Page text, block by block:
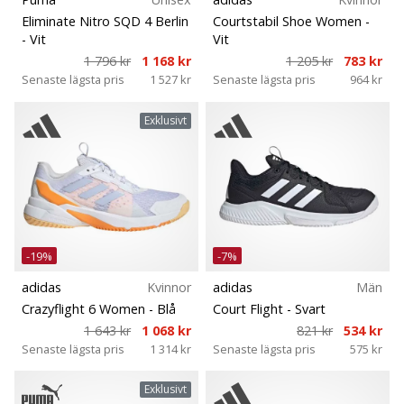
25. 11. 2024
1 min. läsning
Become
a
Brand
Ambassador
of
our
handball
brand
Are
you
handball
like
Eliminate Nitro SQD 4 Berlin
- Vit
1 796 kr
1 168 kr
Senaste lägsta pris 1 527 kr
Courtstabil Shoe Women -
Vit
1 205 kr
783 kr
Senaste lägsta pris 964 kr
Exklusivt
-19%
adidas
Kvinnor
Crazyflight 6 Women - Blå
1 643 kr
1 068 kr
Senaste lägsta pris 1 314 kr
-7%
adidas
Män
Court Flight - Svart
821 kr
534 kr
Senaste lägsta pris 575 kr
Exklusivt